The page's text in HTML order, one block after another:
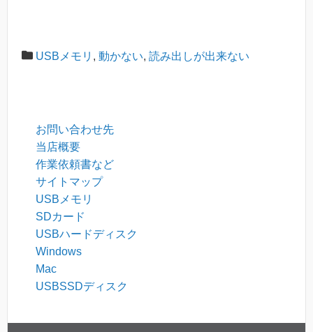
USBメモリ , 動かない, 読み出しが出来ない
お問い合わせ先
当店概要
作業依頼書など
サイトマップ
USBメモリ
SDカード
USBハードディスク
Windows
Mac
USBSSDディスク